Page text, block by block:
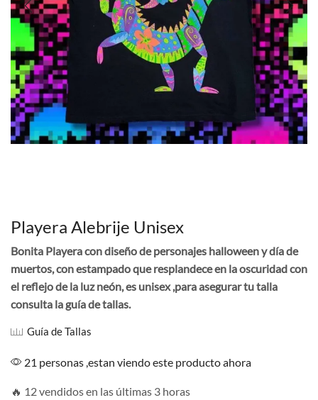
Playera Alebrije Unisex
Bonita Playera con diseño de personajes halloween y día de
muertos, con estampado que resplandece en la oscuridad con
el reflejo de la luz neón, es unisex ,para asegurar tu talla
consulta la guía de tallas.
Guía de Tallas
21 personas ,estan viendo este producto ahora
🔥 12 vendidos en las últimas 3 horas